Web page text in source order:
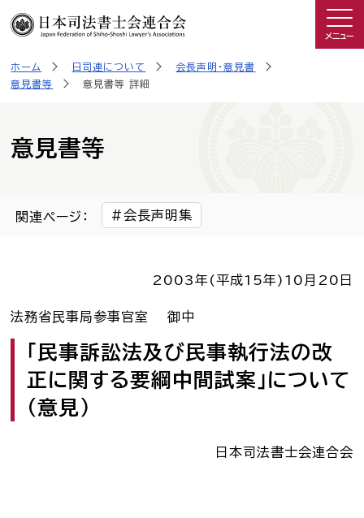
司法書士を知る
広報物・制作物
司法書士を目指す人へ
学生の皆さんへ
メニュー
ホーム 日司連について
会長声明・意見書
意見書等
意見書等 詳細
意見書等
関連ページ： 会長声明集
2003年(平成15年) 10月20日
法務省民事局参事官室 御中
「民事訴訟法及び民事執行法の改
正に関する要綱中間試案」について
（意見）
日本司法書士会連合会